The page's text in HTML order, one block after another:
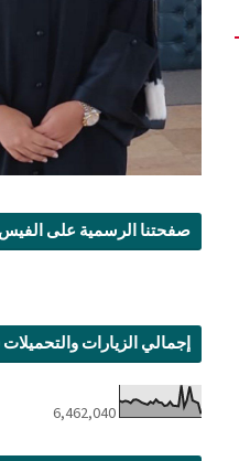
صفحتنا الرسمية على
إجمالي الزيارات
6,462,040